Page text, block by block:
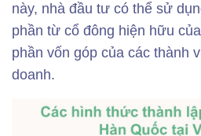
này, nhà đầu tư có thể sử
phần từ cổ đông hiện hữu
phần vốn góp của các thành
doanh.